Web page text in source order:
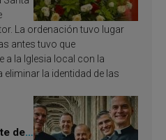
La ordenación tuvo lugar
antes tuvo que
a la Iglesia local con la
la identidad de las
de